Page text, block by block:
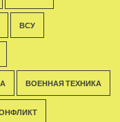
ВСУ
ВОЕННАЯ ТЕХНИКА